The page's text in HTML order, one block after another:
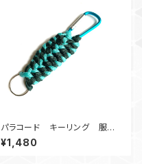
パラコード キーリング 服部
半蔵_GTb
¥1,480